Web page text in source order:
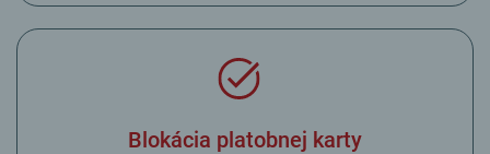
Blokácia platobnej karty